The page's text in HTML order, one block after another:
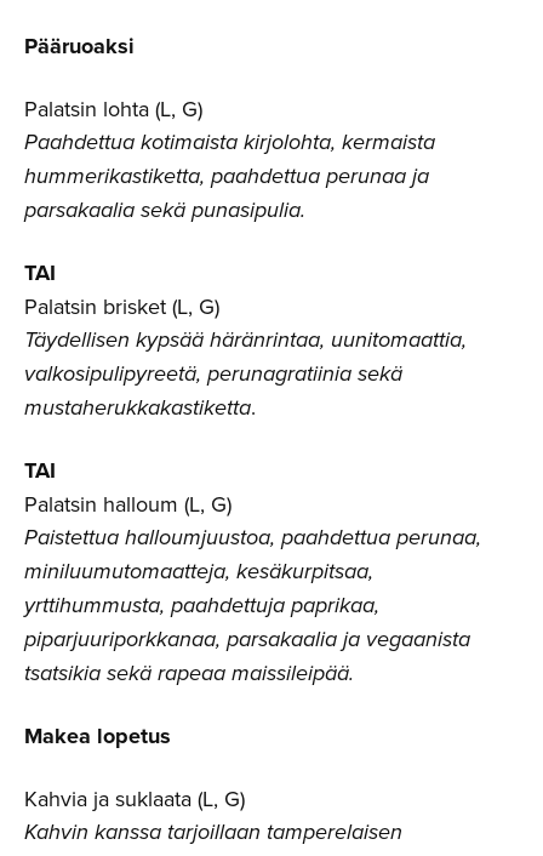
Pääruoaksi
Palatsin lohta (L, G)
Paahdettua kotimaista kirjolohta, kermaista
hummerikastiketta, paahdettua perunaa ja
parsakaalia sekä punasipulia.
TAI
Palatsin brisket (L, G)
Täydellisen kypsää häränrintaa, uunitomaattia,
valkosipulipyreetä, perunagratiinia sekä
mustaherukkakastiketta.
TAI
Palatsin halloum (L, G)
Paistettua halloumjuustoa, paahdettua perunaa,
miniluumutomaatteja, kesäkurpitsaa,
yrttihummusta, paahdettuja paprikaa,
piparjuuriporkkanaa, parsakaalia ja vegaanista
tsatsikia sekä rapeaa maissileipää.
Makea lopetus
Kahvia ja suklaata (L, G)
Kahvin kanssa tarjoillaan tamperelaisen